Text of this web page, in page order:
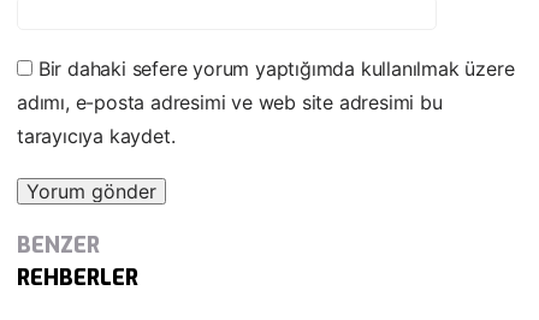
Bir dahaki sefere yorum yaptığımda kullanılmak üzere
adımı, e-posta adresimi ve web site adresimi bu
tarayıcıya kaydet.
BENZER
REHBERLER